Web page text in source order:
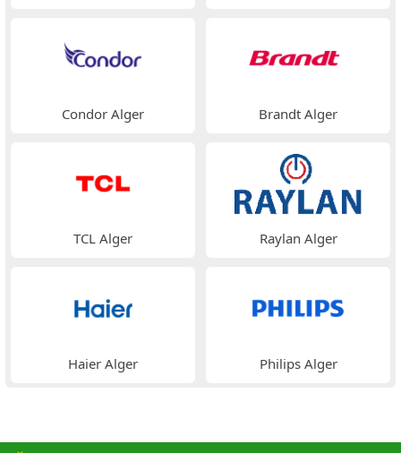
Condor Alger Brandt Alger
TCL Alger Raylan Alger
Haier Alger Philips Alger